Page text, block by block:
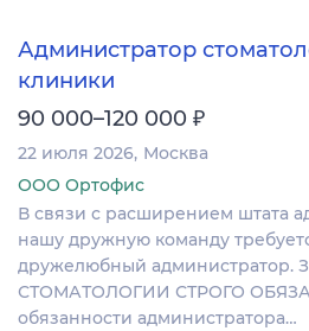
Администратор
клиники
90 000–120 000 ₽
22 июля 2026 Москва
ООО Ортофис
В связи с расширением штата
нашу дружную команду
дружелюбный администратор.
СТОМАТОЛОГИИ СТРОГО
обязанности администратора…